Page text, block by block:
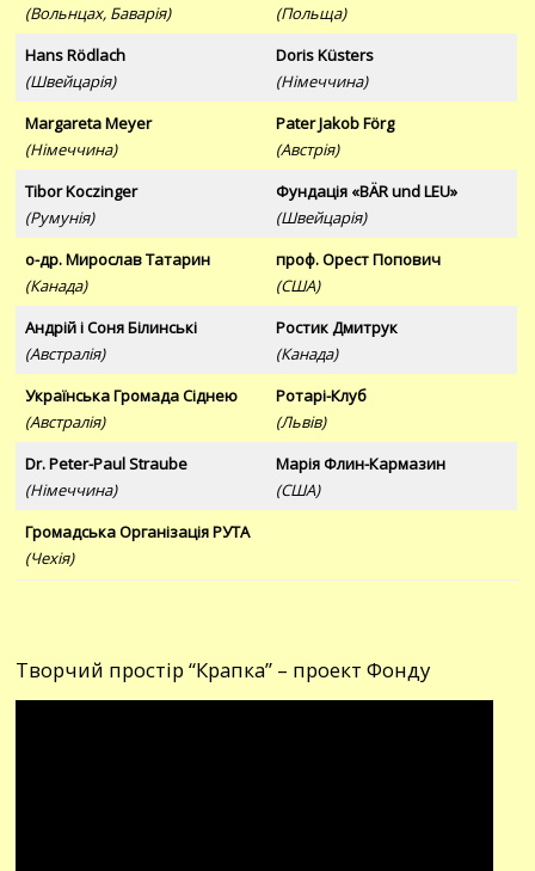
(Вольнцах, Баварія)
(Польща)
Hans Rödlach
(Швейцарія)
Doris Küsters
(Німеччина)
Margareta Meyer
(Німеччина)
Pater Jakob Förg
(Австрія)
Tibor Koczinger
(Румунія)
Фундація «BÄR und LEU»
(Швейцарія)
о-др. Мирослав Татарин
(Канада)
проф. Орест Попович
(США)
Андрій і Соня Білинські
(Австралія)
Ростик Дмитрук
(Канада)
Українська Громада Сіднею
(Австралія)
Ротарі-Клуб
(Львів)
Dr. Peter-Paul Straube
(Німеччина)
Марія Флин-Кармазин
(США)
Громадська Організація РУТА
(Чехія)
Творчий простір “Крапка” – проект Фонду